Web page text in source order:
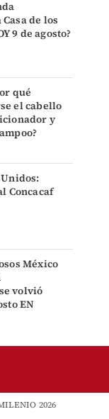
de los
9 de agosto?
qué
el cabello
y
Concacaf
México
volvió
EN
2026